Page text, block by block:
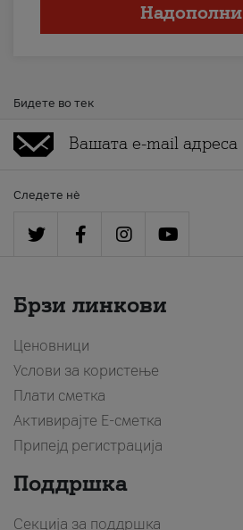
Надополни
Бидете во тек
Следете нè
Брзи линкови
Ценовници
Услови за користење
Плати сметка
Активирајте Е-сметка
Припејд регистрација
Поддршка
Секција за поддршка